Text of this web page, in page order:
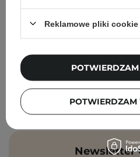
Delikatny Codzienny Płyn
79,00 zł
Newsletter
Reklamowe pliki cookie
POTWIERDZAM